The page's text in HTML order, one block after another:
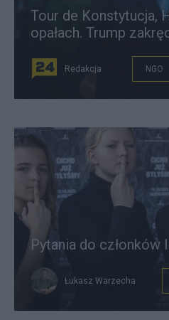
Tour de Konstytucja,
opałach. Trump
Redakcja NGO
Pytania do członków
Łukasz Warzecha